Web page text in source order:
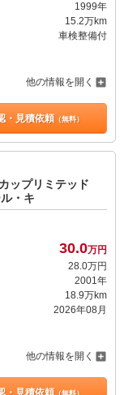
1999年
15.2万km
車検整備付
他の情報を開く
・見積依頼（無料）
ップリミテッド
・キ
30.0万円
28. 0万円
2001年
18.9万km
2026年08月
他の情報を開く
・見積依頼（無料）